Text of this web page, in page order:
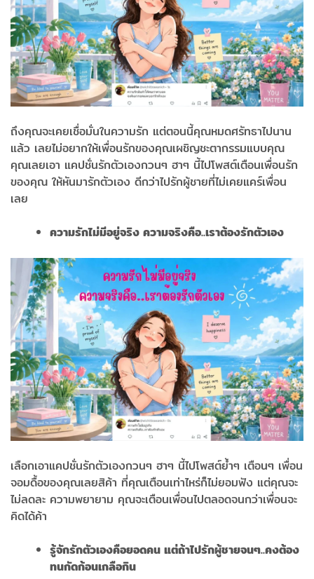
ถึงคุณจะเคยเชื่อมั่นในความรัก แต่ตอนนี้คุณหมดศรัทธาไปนาน
แล้ว เลยไม่อยากให้เพื่อนรักของคุณเผชิญชะตากรรมแบบคุณ
คุณเลยเอา แคปชั่นรักตัวเองกวนๆ ฮาๆ นี้ไปโพสต์เตือนเพื่อนรัก
ของคุณ ให้หันมารักตัวเอง ดีกว่าไปรักผู้ชายที่ไม่เคยแคร์เพื่อน
เลย
ความรักไม่มีอยู่จริง ความจริงคือ..เราต้องรักตัวเอง
เลือกเอาแคปชั่นรักตัวเองกวนๆ ฮาๆ นี้ไปโพสต์ย้ำๆ เตือนๆ เพื่อน
จอมดื้อของคุณเลยสิค้า ที่คุณเตือนเท่าไหร่ก็ไม่ยอมฟัง แต่คุณจะ
ไม่ลดละ ความพยายาม คุณจะเตือนเพื่อนไปตลอดจนกว่าเพื่อนจะ
คิดได้ค้า
รู้จักรักตัวเองคือยอดคน แต่ถ้าไปรักผู้ชายจนๆ..คงต้อง
ทนกัดก้อนเกลือกิน